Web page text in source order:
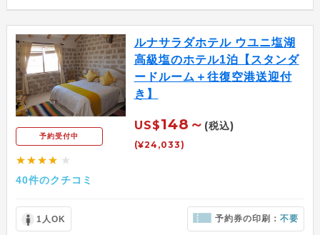
予約受付中
★★★★ ★
40件のクチコミ
ルナサラダホテル ウユニ塩湖
高級塩のホテル1泊【スタンダ
ードルーム＋往復空港送迎付
き】
US$148～ (税込)
(¥24,033)
1人OK 予約券の印刷：不要